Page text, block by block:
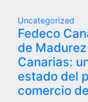
Uncategorized
Fedeco
de
Canarias:
estado del
comercio